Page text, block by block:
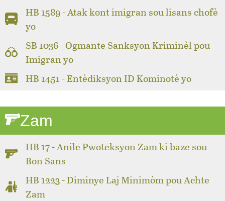
HB 1589 - Atak kont imigran sou lisans chofè
yo
SB 1036 - Ogmante Sanksyon Kriminèl pou
Imigran yo
HB 1451 - Entèdiksyon ID Kominotè yo
Zam
HB 17 - Anile Pwoteksyon Zam ki baze sou
Bon Sans
HB 1223 - Diminye Laj Minimòm pou Achte
Zam